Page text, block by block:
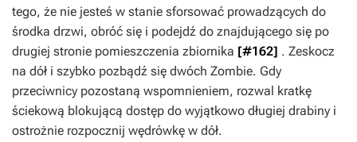
tego, że nie jesteś w stanie sforsować prowadzących do
środka drzwi, obróć się i podejdź do znajdującego się po
drugiej stronie pomieszczenia zbiornika [#162] . Zeskocz
na dół i szybko pozbądź się dwóch Zombie. Gdy
przeciwnicy pozostaną wspomnieniem, rozwal kratkę
ściekową blokującą dostęp do wyjątkowo długiej drabiny i
ostrożnie rozpocznij wędrówkę w dół.